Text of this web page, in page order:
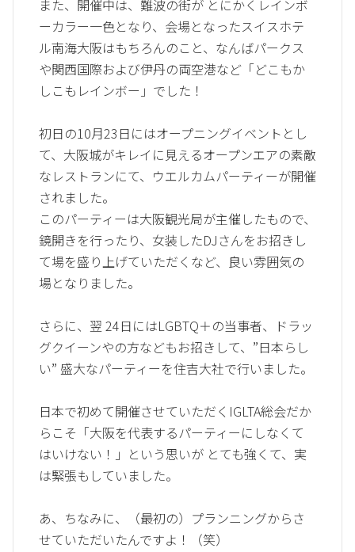
また、開催中は、難波の街が とにかくレインボ
ーカラー一色となり、会場となったスイスホテ
ル南海大阪はもちろんのこと、なんばパークス
や関西国際および伊丹の両空港など「どこもか
しこもレインボー」でした！
初日の10月23日にはオープニングイベントとし
て、大阪城がキレイに見えるオープンエアの素敵
なレストランにて、ウエルカムパーティーが開催
されました。
このパーティーは大阪観光局が主催したもので、
鏡開きを行ったり、女装したDJさんをお招きし
て場を盛り上げていただくなど、良い雰囲気の
場となりました。
さらに、翌 24日にはLGBTQ＋の当事者、ドラッ
グクイーンやの方などもお招きして、”日本らし
い” 盛大なパーティーを住吉大社で行いました。
日本で初めて開催させていただくIGLTA総会だか
らこそ「大阪を代表するパーティーにしなくて
はいけない！」という思いが とても強くて、実
は緊張もしていました。
あ、ちなみに、（最初の）プランニングからさ
せていただいたんですよ！（笑）